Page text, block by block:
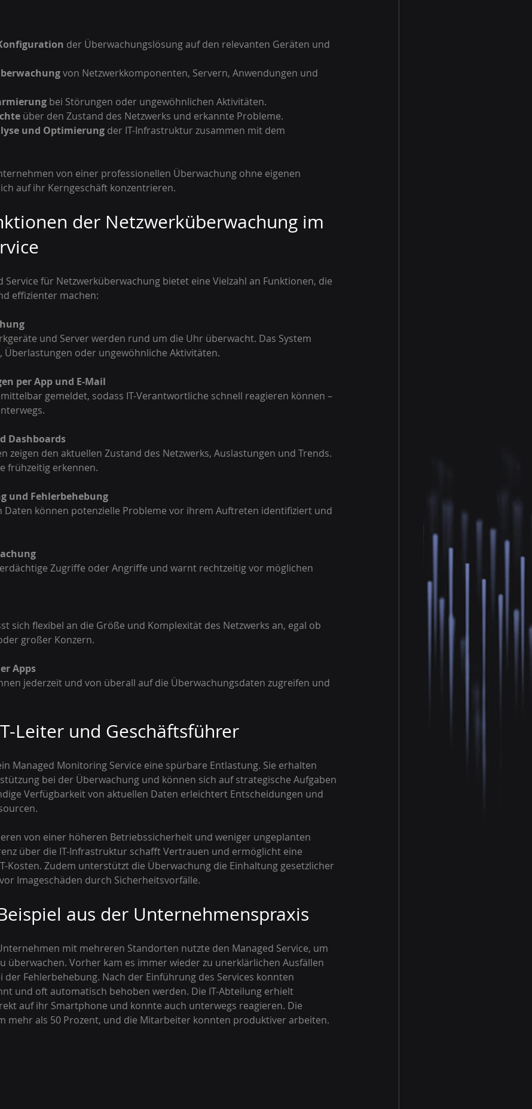
der Überwachungslösung auf den relevanten Geräten und
von Netzwerkkomponenten, Servern, Anwendungen und
bei Störungen oder ungewöhnlichen Aktivitäten.
über den Zustand des Netzwerks und erkannte Probleme.
und Optimierung der IT-Infrastruktur zusammen mit dem
von einer professionellen Überwachung ohne eigenen
auf ihr Kerngeschäft konzentrieren.
der Netzwerküberwachung im
Service für Netzwerküberwachung bietet eine Vielzahl an Funktionen, die
effizienter machen:
Überlastungen oder ungewöhnliche Aktivitäten.
per App und E-Mail
Dashboards
frühzeitig erkennen.
und Fehlerbehebung
großer Konzern.
Apps
Leiter und Geschäftsführer
Managed Monitoring Service eine spürbare Entlastung. Sie erhalten
bei der Überwachung und können sich auf strategische Aufgaben
Verfügbarkeit von aktuellen Daten erleichtert Entscheidungen und
von einer höheren Betriebssicherheit und weniger ungeplanten
über die IT-Infrastruktur schafft Vertrauen und ermöglicht eine
Kosten. Zudem unterstützt die Überwachung die Einhaltung gesetzlicher
Imageschäden durch Sicherheitsvorfälle.
aus der Unternehmenspraxis
mit mehreren Standorten nutzte den Managed Service, um
überwachen. Vorher kam es immer wieder zu unerklärlichen Ausfällen
der Fehlerbehebung. Nach der Einführung des Services konnten
und oft automatisch behoben werden. Die IT-Abteilung erhielt
auf ihr Smartphone und konnte auch unterwegs reagieren. Die
mehr als 50 Prozent, und die Mitarbeiter konnten produktiver arbeiten.